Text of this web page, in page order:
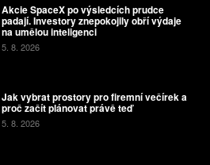
Akcie SpaceX po výsledcích prudce
padají. Investory znepokojily obří výdaje
na umělou inteligenci
5. 8. 2026
Jak vybrat prostory pro firemní večírek a
proč začít plánovat právě teď
5. 8. 2026